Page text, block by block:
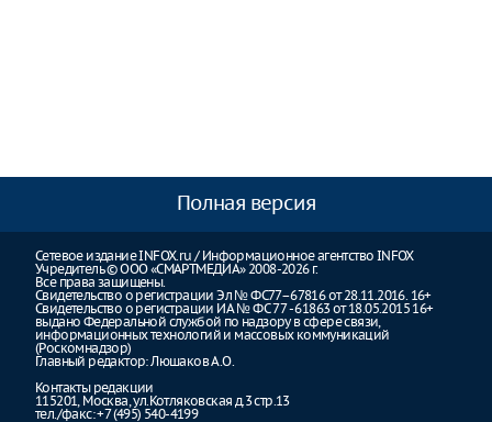
Полная версия
Сетевое издание INFOX.ru / Информационное агентство INFOX
Учредитель © ООО «СМАРТМЕДИА» 2008-2026 г.
Все права защищены.
Свидетельство о регистрации Эл № ФС77–67816 от 28.11.2016. 16+
Свидетельство о регистрации ИА № ФС 77 - 61863 от 18.05.2015 16+
выдано Федеральной службой по надзору в сфере связи,
информационных технологий и массовых коммуникаций
(Роскомнадзор)
Главный редактор: Люшаков А.О.
Контакты редакции
115201, Москва, ул.Котляковская д.3 стр.13
тел./факс: +7 (495) 540-4199